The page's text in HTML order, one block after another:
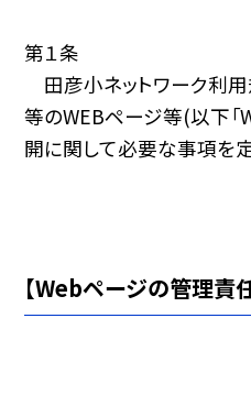
第１条
田彦小ネットワーク利
等のWEBページ等(以下「
開に関して必要な事項を定
【Webページの管理責任